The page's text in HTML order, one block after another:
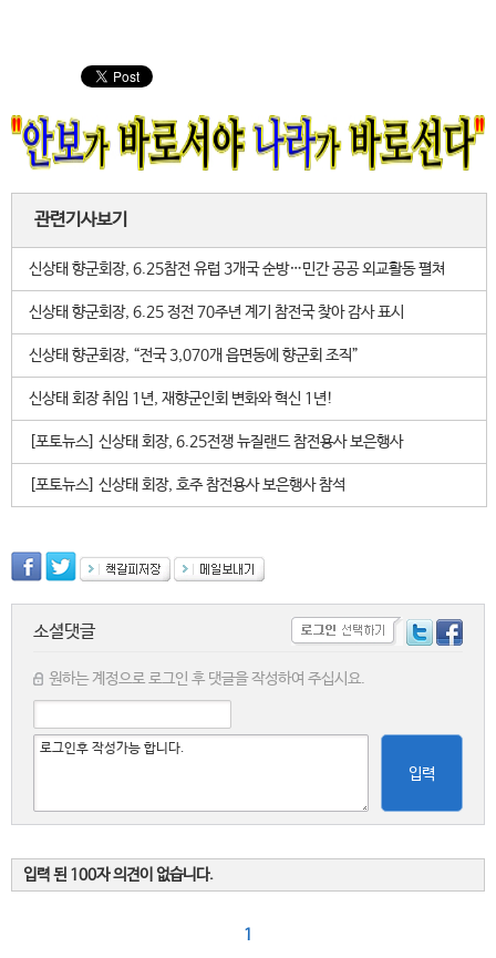
관련기사보기
신상태 향군회장, 6.25참전 유럽 3개국 순방…민간 공공 외교활동 펼쳐
신상태 향군회장, 6.25 정전 70주년 계기 참전국 찾아 감사 표시
신상태 향군회장, “전국 3,070개 읍면동에 향군회 조직”
신상태 회장 취임 1년, 재향군인회 변화와 혁신 1년!
[포토뉴스] 신상태 회장, 6.25전쟁 뉴질랜드 참전용사 보은행사
[포토뉴스] 신상태 회장, 호주 참전용사 보은행사 참석
소셜댓글
원하는 계정으로 로그인 후 댓글을 작성하여 주십시요.
입력
입력 된 100자 의견이 없습니다.
1